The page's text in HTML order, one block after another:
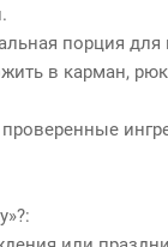
порция для
в карман,